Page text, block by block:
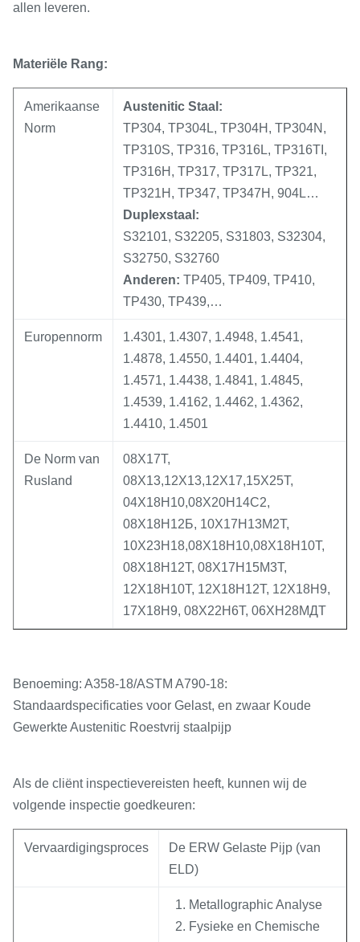
allen leveren.
Materiële Rang:
Amerikaanse
Norm
Austenitic Staal:
TP304, TP304L, TP304H, TP304N,
TP310S, TP316, TP316L, TP316TI,
TP316H, TP317, TP317L, TP321,
TP321H, TP347, TP347H, 904L…
Duplexstaal:
S32101, S32205, S31803, S32304,
S32750, S32760
Anderen: TP405, TP409, TP410,
TP430, TP439,…
Europennorm
1.4301, 1.4307, 1.4948, 1.4541,
1.4878, 1.4550, 1.4401, 1.4404,
1.4571, 1.4438, 1.4841, 1.4845,
1.4539, 1.4162, 1.4462, 1.4362,
1.4410, 1.4501
De Norm van
Rusland
08Х17Т,
08Х13,12Х13,12Х17,15Х25Т,
04Х18Н10,08Х20Н14С2,
08Х18Н12Б, 10Х17Н13М2Т,
10Х23Н18,08Х18Н10,08Х18Н10Т,
08Х18Н12Т, 08Х17Н15М3Т,
12Х18Н10Т, 12Х18Н12Т, 12Х18Н9,
17Х18Н9, 08Х22Н6Т, 06ХН28МДТ
Benoeming: A358-18/ASTM A790-18:
Standaardspecificaties voor Gelast, en zwaar Koude
Gewerkte Austenitic Roestvrij staalpijp
Als de cliënt inspectievereisten heeft, kunnen wij de
volgende inspectie goedkeuren:
Vervaardigingsproces
De ERW Gelaste Pijp (van
ELD)
Metallographic Analyse
Fysieke en Chemische